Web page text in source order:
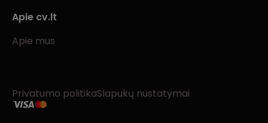
Apie cv.lt
Apie mus
Privatumo politikaSlapukų nustatymai